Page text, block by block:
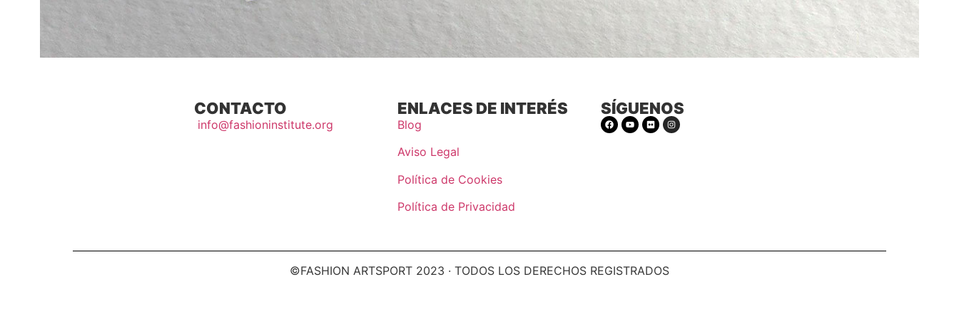
CONTACTO
info@fashioninstitute.org
ENLACES DE INTERÉS
Blog
Aviso Legal
Política de Cookies
Política de Privacidad
SÍGUENOS
©FASHION ARTSPORT 2023 · TODOS LOS DERECHOS REGISTRADOS